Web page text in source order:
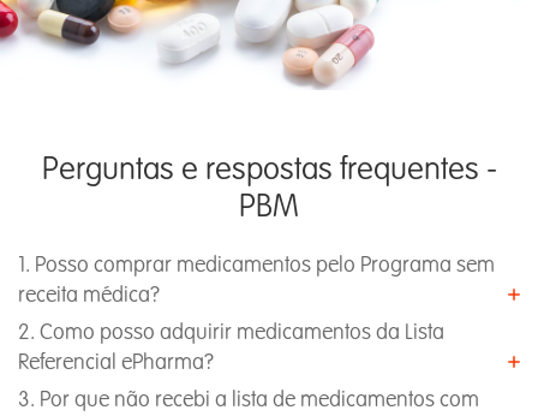
Perguntas e respostas frequentes -
PBM
1. Posso comprar medicamentos pelo Programa sem
receita médica?
2. Como posso adquirir medicamentos da Lista
Referencial ePharma?
3. Por que não recebi a lista de medicamentos com